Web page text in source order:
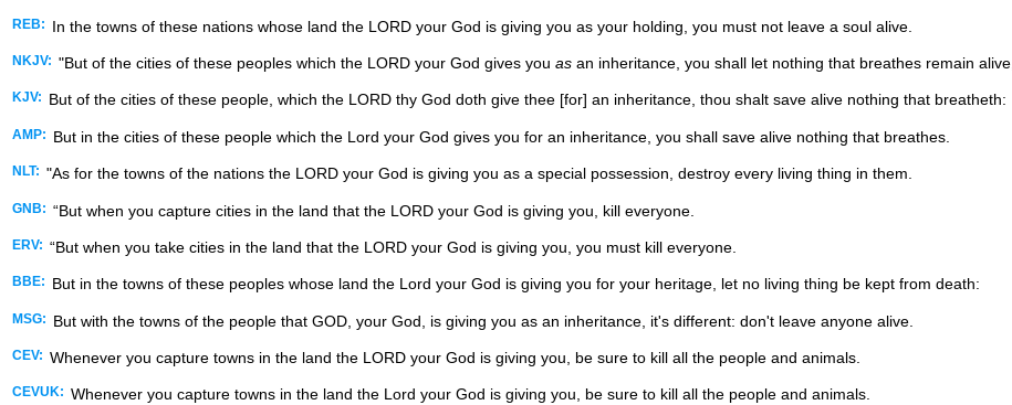
REB: In the towns of these nations whose land the LORD your God is giving you as your holding, you must not leave a soul alive.
NKJV: "But of the cities of these peoples which the LORD your God gives you as an inheritance, you shall let nothing that breathes remain alive,
KJV: But of the cities of these people, which the LORD thy God doth give thee [for] an inheritance, thou shalt save alive nothing that breatheth:
AMP: But in the cities of these people which the Lord your God gives you for an inheritance, you shall save alive nothing that breathes.
NLT: "As for the towns of the nations the LORD your God is giving you as a special possession, destroy every living thing in them.
GNB: “But when you capture cities in the land that the LORD your God is giving you, kill everyone.
ERV: “But when you take cities in the land that the LORD your God is giving you, you must kill everyone.
BBE: But in the towns of these peoples whose land the Lord your God is giving you for your heritage, let no living thing be kept from death:
MSG: But with the towns of the people that GOD, your God, is giving you as an inheritance, it's different: don't leave anyone alive.
CEV: Whenever you capture towns in the land the LORD your God is giving you, be sure to kill all the people and animals.
CEVUK: Whenever you capture towns in the land the Lord your God is giving you, be sure to kill all the people and animals.